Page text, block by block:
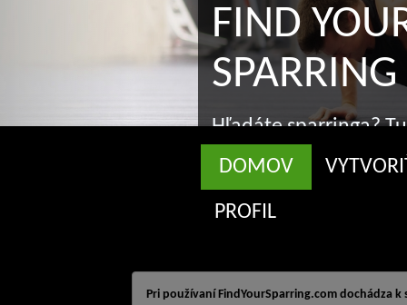
DOMOV
PROFIL
Pri používaní FindYourSparring.com dochádza